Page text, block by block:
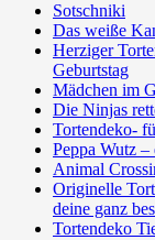
Sotschniki
Das weiße
Herziger
Geburtstag
Mädchen im
Die Ninjas
Tortendeko-
Peppa Wutz
Animal
Originelle
deine ganz
Tortendeko